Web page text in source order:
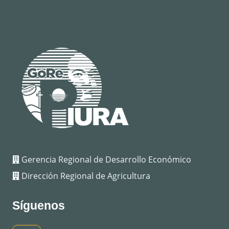
Gerencia Regional de Desarrollo Económico
Dirección Regional de Agricultura
Síguenos